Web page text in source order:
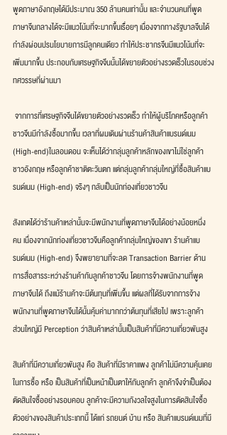
พูดภาษาอังกฤษได้มีประมาณ 350 ล้านคนเท่านั้น และจำนวนคนที่พูด
ภาษาจีนกลางได้จะมีแนวโน้มที่จะมากขึ้นเรื่อยๆ เนื่องจากทางรัฐบาลจีนได้
กำลังผ่อนปรนโยบายการมีลูกคนเดียว ทำให้ประชากรจีนมีแนวโน้มที่จะ
เพิ่มมากขึ้น ประกอบกับเศรษฐกิจจีนนั้นได้ขยายตัวอย่างรวดเร็วในรอบช่วง
ทศวรรษที่ผ่านมา
ชาวจีนมีกำลังซื้อมากขึ้น เวลาที่ผมเดินผ่านร้านค้าสินค้าแบรนด์เนม
(High-end)ในลอนดอน จะเห็นได้ว่ากลุ่มลูกค้าหลักของเขาไม่ใช่ลูกค้า
ชาวอังกฤษ หรือลูกค้าชาติตะวันตก แต่กลุ่มลูกค้ากลุ่มใหญ่ที่ซื้อสินค้าแบ
รนด์เนม (High-end) จริงๆ กลับเป็นนักท่องเที่ยวชาวจีน
สังเกตได้ว่าร้านค้าเหล่านั้นจะมีพนักงานที่พูดภาษาจีนได้อย่างน้อยหนึ่ง
คน เนื่องจากนักท่องเที่ยวชาวจีนคือลูกค้ากลุ่มใหญ่ของเขา ร้านค้าแบ
รนด์เนม (High-end) จึงพยายามที่จะลด Transaction Barrier ด้าน
การสื่อสารระหว่างร้านค้ากับลูกค้าชาวจีน โดยการจ้างพนักงานที่พูด
ภาษาจีนได้ ถึงแม้ร้านค้าจะมีต้นทุนที่เพิ่มขึ้น แต่ผลที่ได้รับจากการจ้าง
พนักงานที่พูดภาษาจีนได้นั้นคุ้มค่ามากกว่าต้นทุนที่เสียไป เพราะลูกค้า
ส่วนใหญ่มี Perception ว่าสินค้าเหล่านั้นเป็นสินค้าที่มีความเกี่ยวพันสูง
สินค้าที่มีความเกี่ยวพันสูง คือ สินค้าที่มีราคาแพง ลูกค้าไม่มีความคุ้นเคย
ในการซื้อ หรือ เป็นสินค้าที่เป็นหน้าเป็นตาให้กับลูกค้า ลูกค้าจึงจำเป็นต้อง
ตัดสินใจซื้ออย่างรอบคอบ ลูกค้าจะมีความกังวลใจสูงในการตัดสินใจซื้อ
ตัวอย่างของสินค้าประเภทนี้ ได้แก่ รถยนต์ บ้าน หรือ สินค้าแบรนด์เนมที่มี